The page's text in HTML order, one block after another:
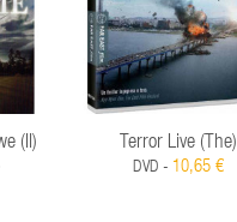
(Il)
Terror Live (The)
DVD - 10,65 €